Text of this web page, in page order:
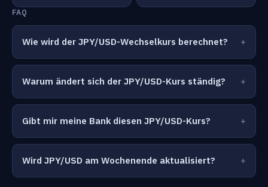
FAQ
Wie wird der JPY/USD-Wechselkurs berechnet?
Warum ändert sich der JPY/USD-Kurs ständig?
Gibt mir meine Bank diesen JPY/USD-Kurs?
Wird JPY/USD am Wochenende aktualisiert?